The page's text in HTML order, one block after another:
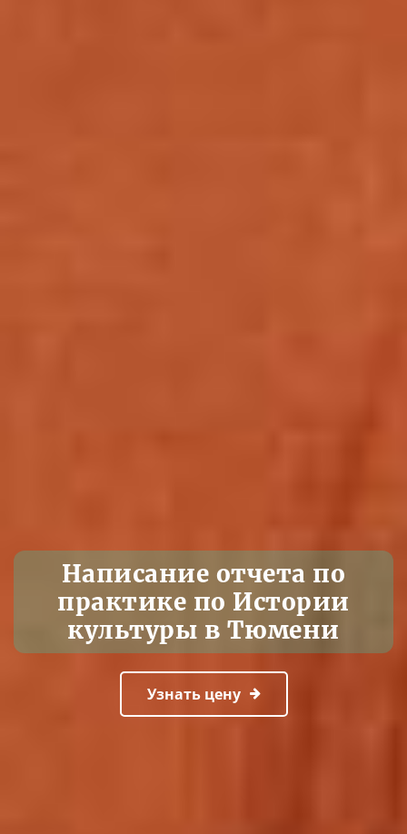
Написание отчета по
практике по Истории
культуры в Тюмени
Узнать цену